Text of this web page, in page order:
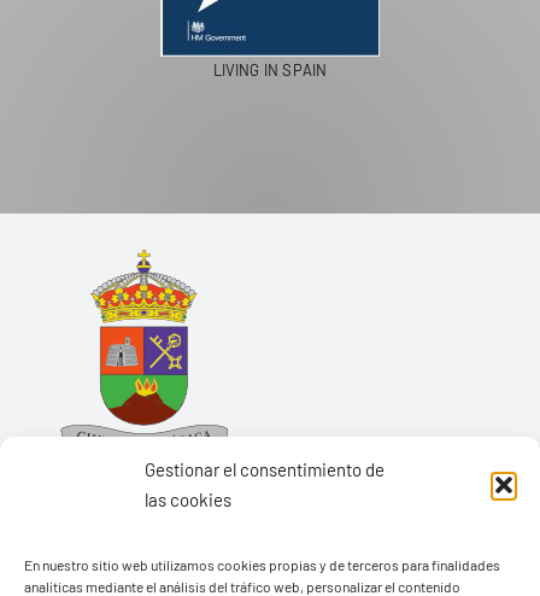
Gestionar el consentimiento de
las cookies
En nuestro sitio web utilizamos cookies propias y de terceros para finalidades
analíticas mediante el análisis del tráfico web, personalizar el contenido
Ayuntamiento de Yaiza